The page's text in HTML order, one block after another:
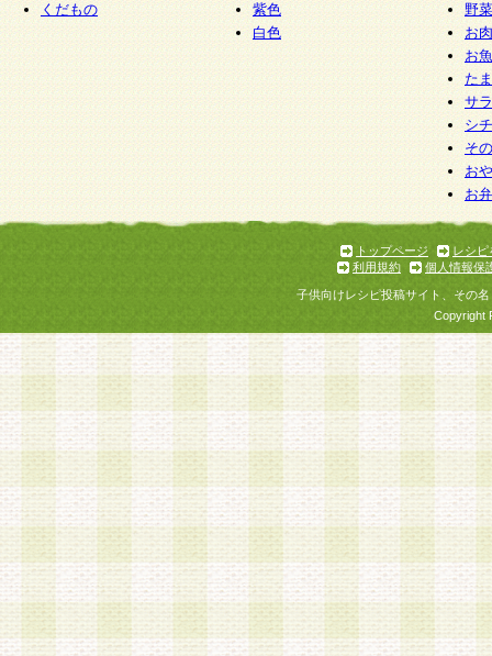
くだもの
紫色
白色
野
お
お
た
サ
シ
そ
お
お
トップページ
レシピ
利用規約
個人情報保
子供向けレシピ投稿サイト、その
Copyright